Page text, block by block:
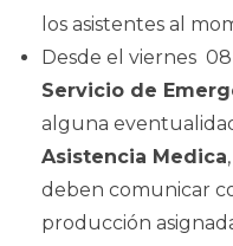
los asistentes al
Desde el viernes
Servicio de
alguna
Asistencia Medica
deben comunicar
producción